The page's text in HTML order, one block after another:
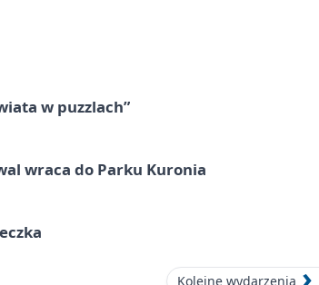
w puzzlach”
wraca do Parku Kuronia
Kolejne wydarzenia